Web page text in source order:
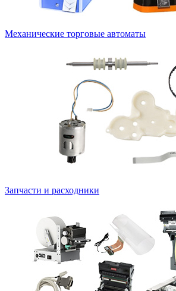
Механические торговые автоматы
Запчасти и расходники